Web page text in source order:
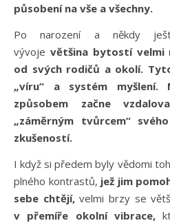
působení na vše a všechny.
Po narození a někdy
vývoje většina bytostí velmi
od svých rodičů a okolí.
„víru“ a systém
způsobem začne
„záměrným tvůrcem“
zkušeností.
I když si předem byly vědomi
plného kontrastů, jež jim
sebe chtějí,velmi brzy se
v přemíře okolní vibrace,